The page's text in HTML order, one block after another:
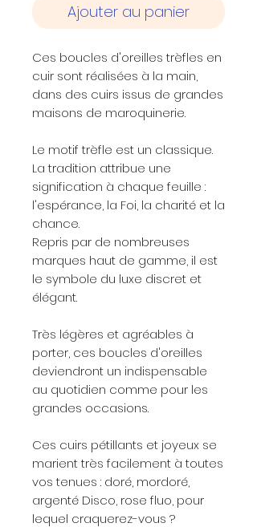
Ajouter au panier
Ces boucles d'oreilles trèfles en
cuir sont réalisées à la main,
dans des cuirs issus de grandes
maisons de maroquinerie.
Le motif trèfle est un classique.
La tradition attribue une
signification à chaque feuille :
l'espérance, la Foi, la charité et la
chance.
Repris par de nombreuses
marques haut de gamme, il est
le symbole du luxe discret et
élégant.
Très légères et agréables à
porter, ces boucles d'oreilles
deviendront un indispensable
au quotidien comme pour les
grandes occasions.
Ces cuirs pétillants et joyeux se
marient très facilement à toutes
vos tenues : doré, mordoré,
argenté Disco, rose fluo, pour
lequel craquerez-vous ?